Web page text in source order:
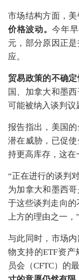
市场结构方面，
价格波动。今年
元，部分原因正
应。
贸易政策的不确定
国、加拿大和墨
可能被纳入谈判议
报告指出，美国
潜在威胁，已促
持更高库存，这在
“正在进行的谈判
为加拿大和墨西
于这些谈判走向的
上方的理由之一，
与此同时，市场
物支持的ETF资
员会（CFTC）的